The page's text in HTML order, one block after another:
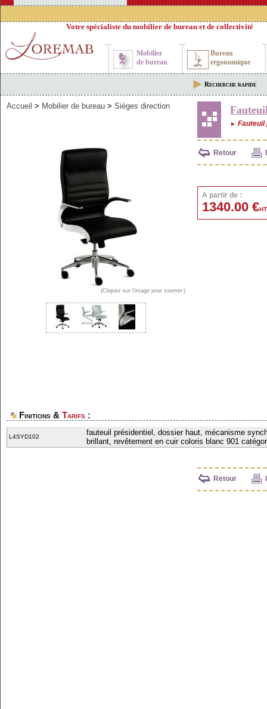
Votre spécialiste du mobilier de bureau et de collectivité
Mobilier
de bureau
Bureau
ergonomique
Recherche rapide
Accueil > Mobilier de bureau > Sièges direction
► Fauteuil
(Cliquez sur l'image pour zoomer.)
Retour
A partir de :
1340.00 €HT
Finitions & Tarifs :
L4SYD102
fauteuil présidentiel, dossier haut, mécanisme
brillant, revêtement en cuir coloris blanc 901
Retour